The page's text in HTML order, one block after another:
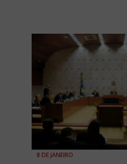
8 DE JANEIRO